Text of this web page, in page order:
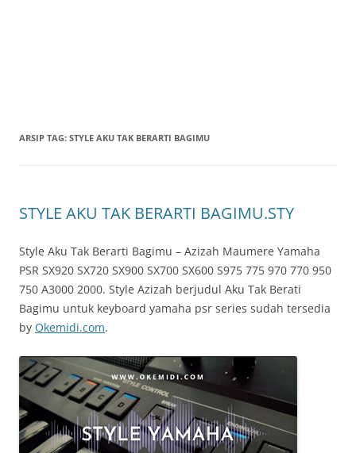
ARSIP TAG: STYLE AKU TAK BERARTI BAGIMU
STYLE AKU TAK BERARTI BAGIMU.STY
Style Aku Tak Berarti Bagimu – Azizah Maumere Yamaha
PSR SX920 SX720 SX900 SX700 SX600 S975 775 970 770 950
750 A3000 2000. Style Azizah berjudul Aku Tak Berati
Bagimu untuk keyboard yamaha psr series sudah tersedia
by Okemidi.com.